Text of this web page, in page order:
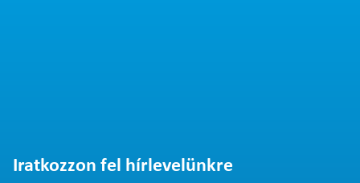
Iratkozzon fel hírlevelünkre